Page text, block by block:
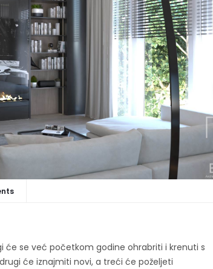
će se već početkom godine ohrabriti i krenuti s
će iznajmiti novi, a treći će poželjeti